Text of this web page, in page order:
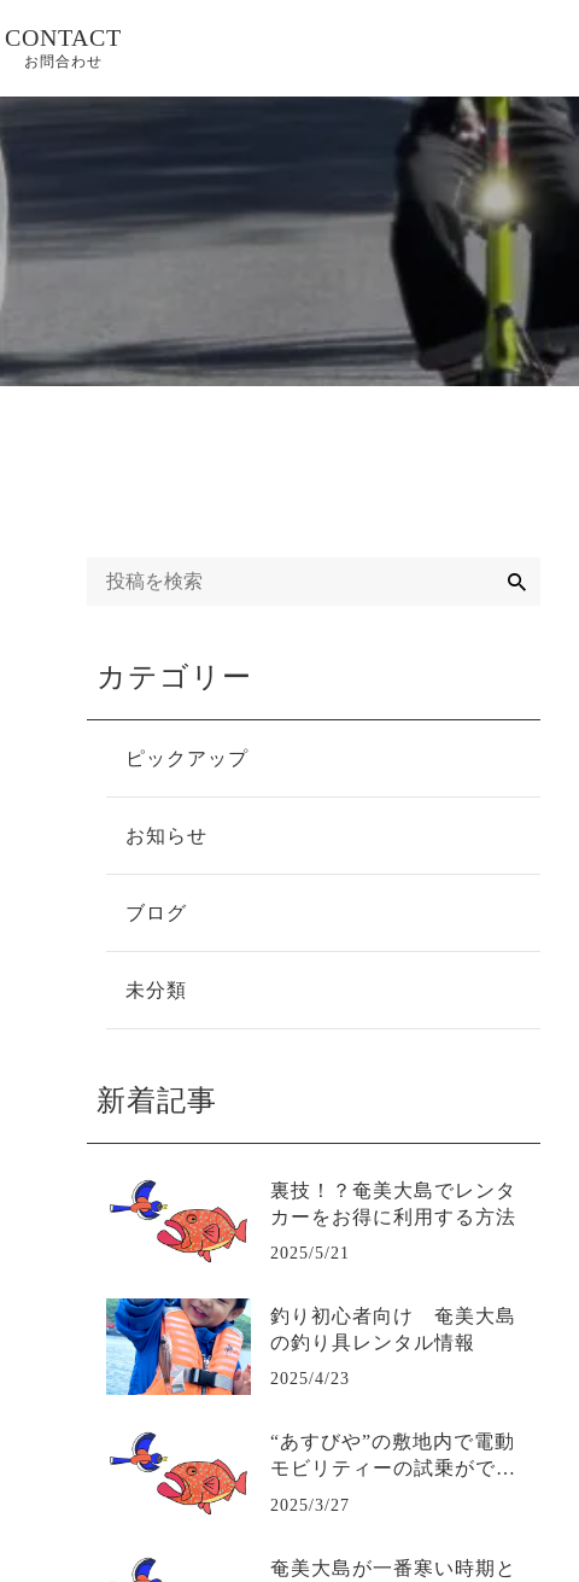
CONTACT
お問合わせ
カテゴリー
ピックアップ
お知らせ
ブログ
未分類
新着記事
裏技！？奄美大島でレンタ
カーをお得に利用する方法
2025/5/21
釣り初心者向け 奄美大島
の釣り具レンタル情報
2025/4/23
“あすびや”の敷地内で電動
モビリティーの試乗ができ
るコースが爆誕！！
2025/3/27
奄美大島が一番寒い時期と